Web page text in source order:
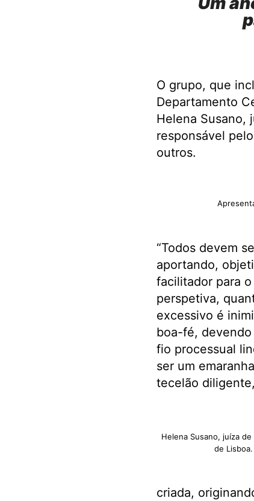
O grupo, que
Departamento
Helena Susano,
responsável
outros.
“Todos devem
aportando,
facilitador para
perspetiva,
excessivo é
boa-fé,
fio processual
ser um
tecelão
Helena Susano, juíza
de Lisboa.
criada,